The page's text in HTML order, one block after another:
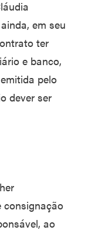
em seu
ter
e banco,
pelo
dever ser
consignação
ao